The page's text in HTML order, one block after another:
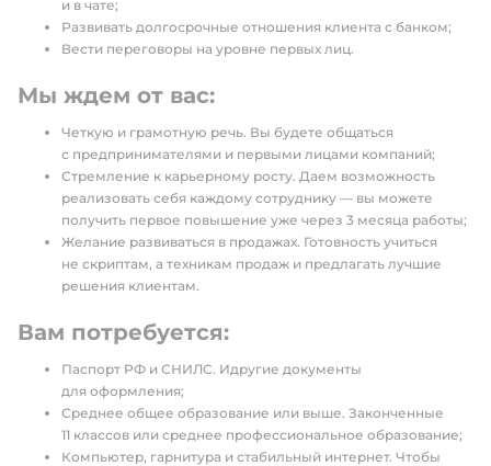
и в чате;
Развивать долгосрочные отношения клиента с банком;
Вести переговоры на уровне первых лиц.
Мы ждем от вас:
Четкую и грамотную речь. Вы будете общаться
с предпринимателями и первыми лицами компаний;
Стремление к карьерному росту. Даем возможность
реализовать себя каждому сотруднику — вы можете
получить первое повышение уже через 3 месяца работы;
Желание развиваться в продажах. Готовность учиться
не скриптам, а техникам продаж и предлагать лучшие
решения клиентам.
Вам потребуется:
Паспорт РФ и СНИЛС. Идругие документы
для оформления;
Среднее общее образование или выше. Законченные
11 классов или среднее профессиональное образование;
Компьютер, гарнитура и стабильный интернет. Чтобы